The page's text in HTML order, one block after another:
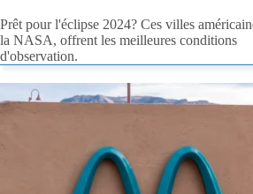
Prêt pour l'éclipse 2024? Ces villes
la NASA, offrent les meilleures conditions
d'observation.